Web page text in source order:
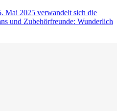
Mai 2025 verwandelt sich die
und Zubehörfreunde: Wunderlich